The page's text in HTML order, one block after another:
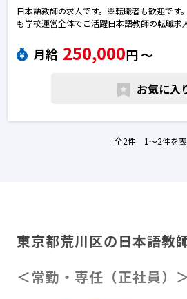
日本語教師の求人です。※転職者も歓迎です
も学校運営全体でご活躍日本語教師の転職求
月給 250,000円 〜
お気に入
全2件 1〜2件を
東京都荒川区の日本語教
＜常勤・専任（正社員）